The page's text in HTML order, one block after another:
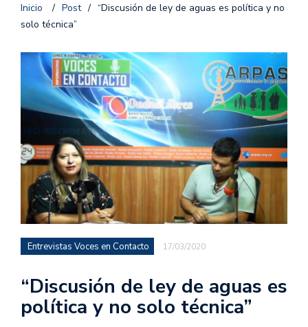
Inicio / Post / “Discusión de ley de aguas es política y no
solo técnica”
Entrevistas Voces en Contacto 17/03/2020
“Discusión de ley de aguas es
política y no solo técnica”